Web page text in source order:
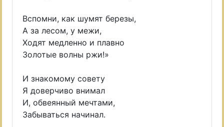
Вспомни, как шумят березы,
А за лесом, у межи,
Ходят медленно и плавно
Золотые волны ржи!»
И знакомому совету
Я доверчиво внимал
И, обвеянный мечтами,
Забываться начинал.